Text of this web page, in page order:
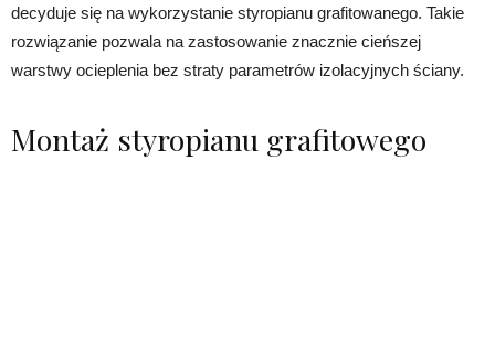
decyduje się na wykorzystanie styropianu grafitowanego. Takie
rozwiązanie pozwala na zastosowanie znacznie cieńszej
warstwy ocieplenia bez straty parametrów izolacyjnych ściany.
Montaż styropianu grafitowego